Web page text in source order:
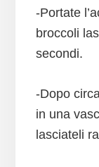
-Portate
broccoli
secondi.
-Dopo
in una
lasciateli